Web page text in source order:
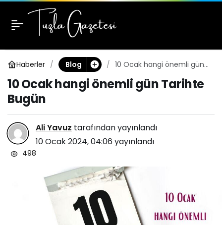
Haberler Blog
10 Ocak hangi önemli gün
10 Ocak hangi önemli gün Tarihte
Bugün
Ali Yavuz tarafından yayınlandı
10 Ocak 2024, 04:06yayınlandı
498
10 Ocak hangi önemli
gün Tarihte Bugün